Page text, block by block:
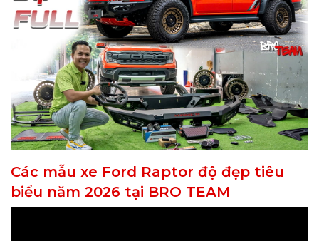
Các mẫu xe Ford Raptor độ đẹp tiêu
biểu năm 2026 tại BRO TEAM